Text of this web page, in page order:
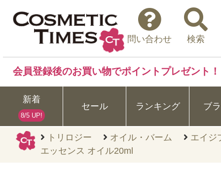
トリロジー オイル・バーム
エイジ
エッセンス オイル20ml
問い合わせ 検索
会員登録後のお買い物でポイントプレゼント！
新着
8/5 UP!
セール ランキング ブ